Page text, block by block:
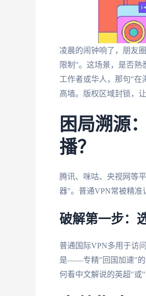
凌晨的闹钟响了，朋友
限制"。这场景，是否
工作者或华人，那句"在
高墙。版权区域封锁，
困局溯源
播？
腾讯、咪咕、央视网等
器"。普通VPN常被精准
破解第一步：
普通国际VPN多用于访
是——专精"回国加速"的
何看中文解说的英超"或